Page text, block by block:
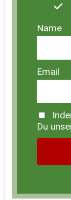
Name
Email
Du